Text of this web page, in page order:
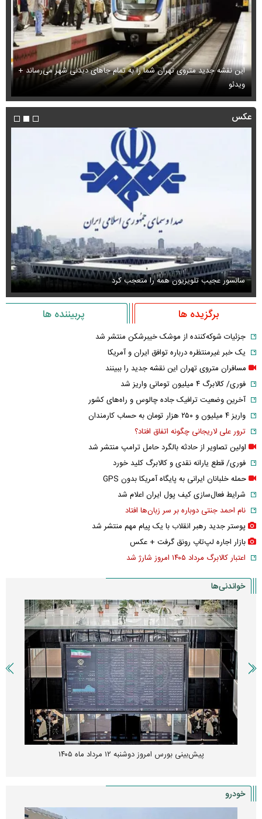
این نقشه جدید متروی تهران شما را به تمام جاهای دیدنی شهر می‌رساند +
ویدئو
عکس
سانسور عجیب تلویزیون همه را متعجب کرد
برگزیده ها پربیننده ها
جزئیات شوکه‌کننده از موشک خیبرشکن منتشر شد
یک خبر غیرمنتظره درباره توافق ایران و آمریکا
مسافران متروی تهران این نقشه جدید را ببینند
فوری/ کالابرگ ۴ میلیون تومانی واریز شد
آخرین وضعیت ترافیک جاده چالوس و راه‌های کشور
واریز ۴ میلیون و ۲۵۰ هزار تومان به حساب کارمندان
ترور علی لاریجانی چگونه اتفاق افتاد؟
اولین تصاویر از حادثه بالگرد حامل ترامپ منتشر شد
فوری/ قطع یارانه نقدی و کالابرگ کلید خورد
حمله خلبانان ایرانی به پایگاه آمریکا بدون GPS
شرایط فعال‌سازی کیف پول ایران اعلام شد
نام احمد جنتی دوباره بر سر زبان‌ها افتاد
پوستر جدید رهبر انقلاب با یک پیام مهم منتشر شد
بازار اجاره لپ‌تاپ رونق گرفت + عکس
اعتبار کالابرگ مرداد ۱۴۰۵ امروز شارژ شد
خواندنی‌ها
پیش‌بینی بورس امروز دوشنبه ۱۲ مرداد ماه ۱۴۰۵
خودرو